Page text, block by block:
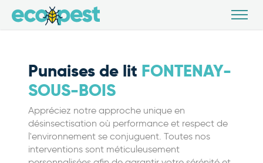
Punaises de lit FONTENAY-
SOUS-BOIS
Appréciez notre approche unique en
désinsectisation où performance et respect de
l'environnement se conjuguent. Toutes nos
interventions sont méticuleusement